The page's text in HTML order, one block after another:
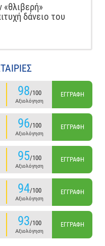
«θλιβερή»
δάνειο του
98/100
Αξιολόγηση
ΕΓΓΡΑΦΉ
96/100
Αξιολόγηση
ΕΓΓΡΑΦΉ
95/100
Αξιολόγηση
ΕΓΓΡΑΦΉ
94/100
Αξιολόγηση
ΕΓΓΡΑΦΉ
93/100
Αξιολόγηση
ΕΓΓΡΑΦΉ